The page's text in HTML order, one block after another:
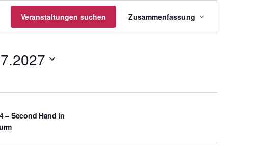
Veranstaltungen suchen
Ansichten-
Zusammenfassung
– Second Hand in